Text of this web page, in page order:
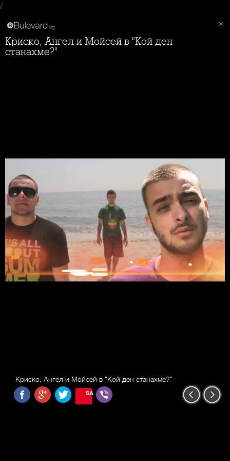
/
Криско, Ангел и Мойсей в "Кой ден
станахме?"
Криско, Ангел и Мойсей в "Кой ден станахме?"
SAVE